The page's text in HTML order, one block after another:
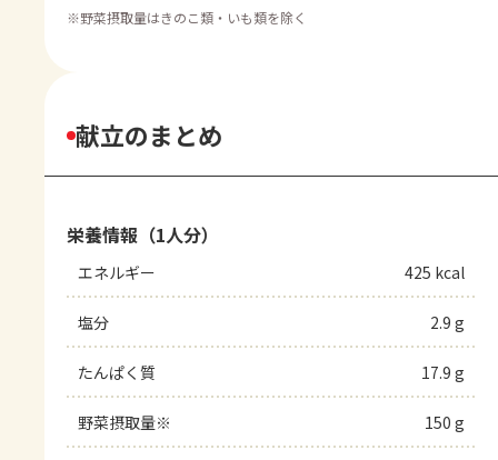
※野菜摂取量はきのこ類・いも類を除く
献立のまとめ
栄養情報（1人分）
エネルギー 425 kcal
塩分 2.9 g
たんぱく質 17.9 g
野菜摂取量※ 150 g